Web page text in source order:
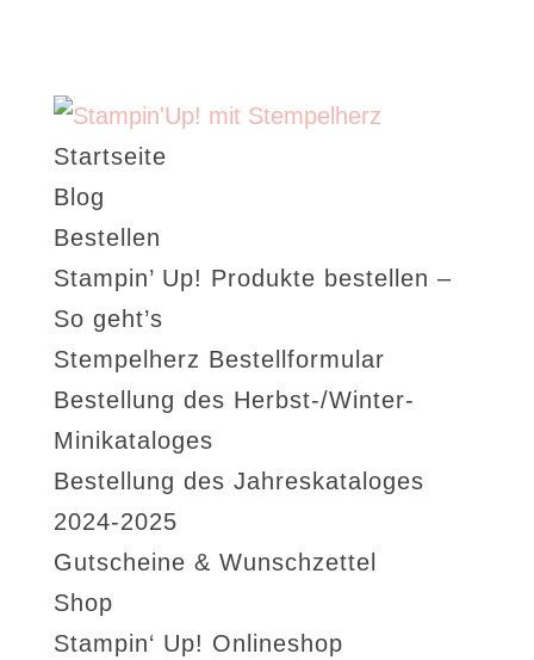
Startseite
Blog
Bestellen
Stampin’ Up! Produkte bestellen –
So geht’s
Stempelherz Bestellformular
Bestellung des Herbst-/Winter-
Minikataloges
Bestellung des Jahreskataloges
2024-2025
Gutscheine & Wunschzettel
Shop
Stampin‘ Up! Onlineshop